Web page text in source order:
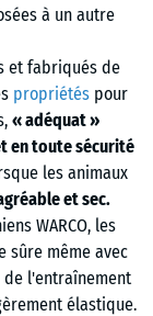
à un autre
et fabriqués de
propriétés pour
« adéquat »
en toute sécurité
les animaux
et sec.
WARCO, les
sûre même avec
de l'entraînement
élastique.